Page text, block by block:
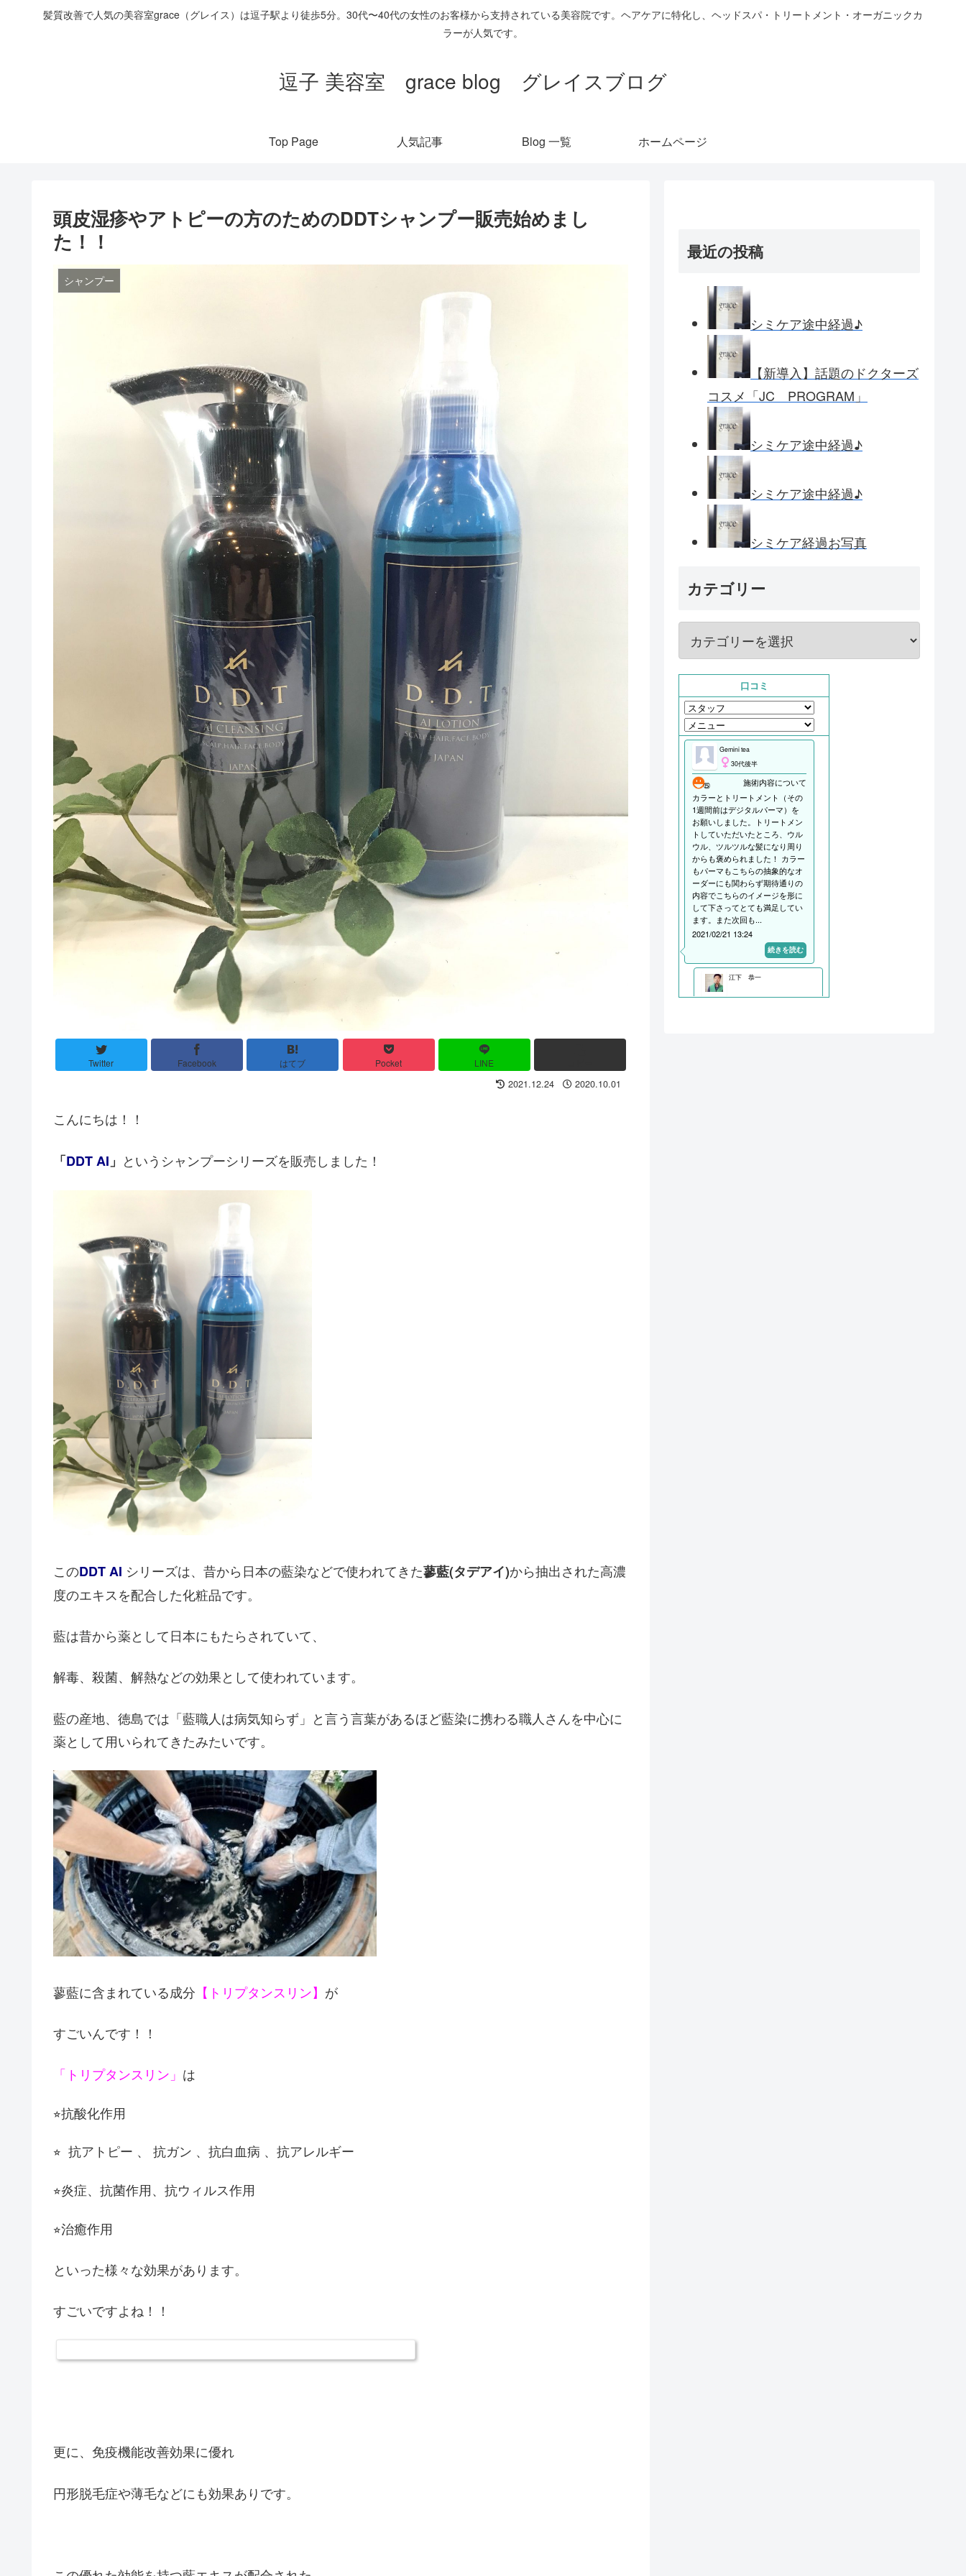
髪質改善で人気の美容室grace（グレイス）は逗子駅より徒歩5分。30代〜40代の女性のお客様から支持されている美容院です。ヘアケアに特化し、ヘッドスパ・トリートメント・オーガニックカ
ラーが人気です。
逗子 美容室 grace blog グレイスブログ
Top Page 人気記事 Blog 一覧 ホームページ
頭皮湿疹やアトピーの方のためのDDTシャンプー販売始めまし
た！！
シャンプー
Twitter Facebook はてブ Pocket LINE
2021.12.24 2020.10.01
こんにちは！！
「DDT AI 」 というシャンプーシリーズを販売しました！
このDDT AI シリーズは、昔から日本の藍染などで使われてきた蓼藍(タデアイ)から抽出された高濃
度のエキスを配合した化粧品です。
藍は昔から薬として日本にもたらされていて、
解毒、殺菌、解熱などの効果として使われています。
藍の産地、徳島では「藍職人は病気知らず」と言う言葉があるほど藍染に携わる職人さんを中心に
薬として用いられてきたみたいです。
蓼藍に含まれている成分 【トリプタンスリン】 が
すごいんです！！
「トリプタンスリン」 は
⭐︎抗酸化作用
⭐︎ 抗アトピー 、 抗ガン 、抗白血病 、抗アレルギー
⭐︎炎症、抗菌作用、抗ウィルス作用
⭐︎治癒作用
といった様々な効果があります。
すごいですよね！！
更に、免疫機能改善効果に優れ
円形脱毛症や薄毛などにも効果ありです。
最近の投稿
シミケア途中経過♪
【新導入】話題のドクターズ
コスメ「JC PROGRAM」
シミケア途中経過♪
シミケア途中経過♪
シミケア経過お写真
カテゴリー